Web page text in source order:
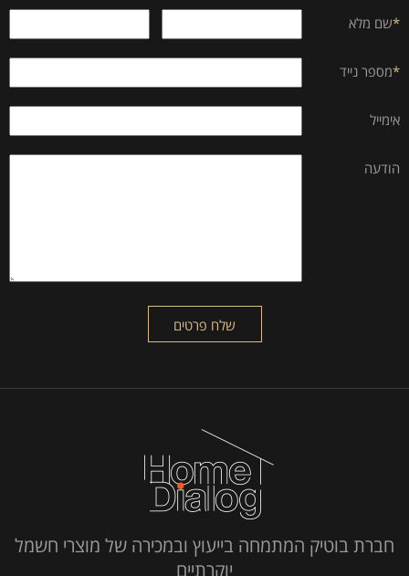
*שם מלא
*מספר נייד
אימייל
הודעה
חברת בוטיק המתמחה בייעוץ ובמכירה של מוצרי חשמל
יוקרתיים